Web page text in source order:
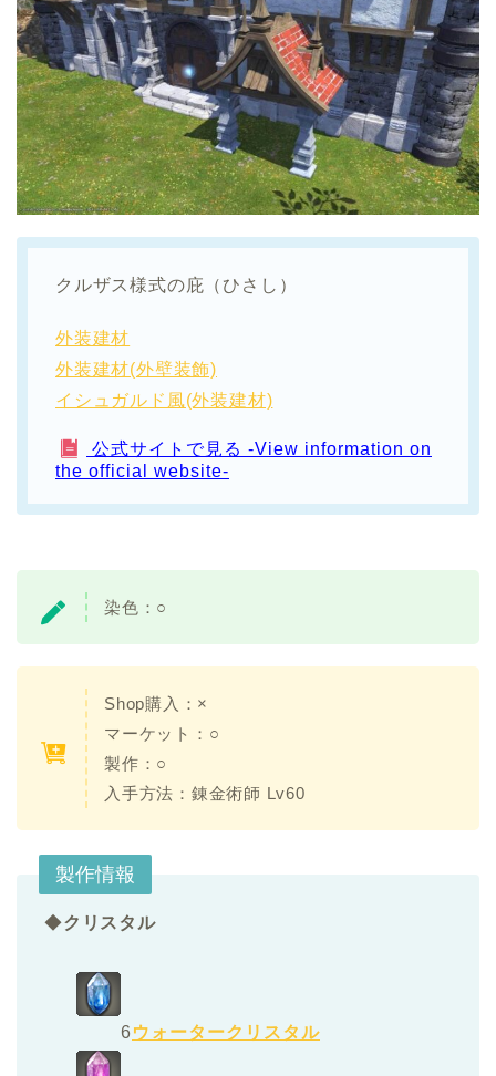
クルザス様式の庇（ひさし）
外装建材
外装建材(外壁装飾)
イシュガルド風(外装建材)
公式サイトで見る -View information on
the official website-
染色：○
Shop購入：×
マーケット：○
製作：○
入手方法：錬金術師 Lv60
製作情報
◆クリスタル
6ウォータークリスタル